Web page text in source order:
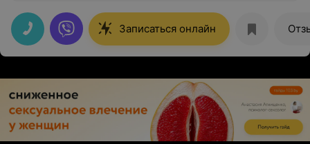
надежду и она оправдались. Я поверила в неё, а Мария
Владимировна сделала все, чтоб моё желание стать
мамой осуществилось. В минуты сомнения, я всегда
могла ей позвонить и всегда она находила время, чтоб
ответить на волнующие меня вопросы, поддержать и
лишних переживаний. Теперь мы родители
замечательной крошки. Мария Владимировна, спасибо
Вам за то, что вы есть и дай Вам Бог крепкого здоровья
и процветания вашей клинике. Таких
доброжелательных людей как Вы, я ещё не встречала,
Записаться онлайн